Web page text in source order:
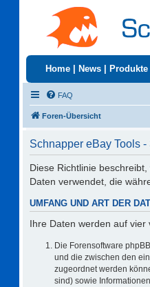
Home News Produkte
FAQ
Foren-Übersicht
Schnapper eBay Tools
Diese Richtlinie
Daten verwendet, die
UMFANG UND ART DER
Ihre Daten werden auf vier
Die Forensoftware
und die zwischen den
zugeordnet werden
sind) sowie